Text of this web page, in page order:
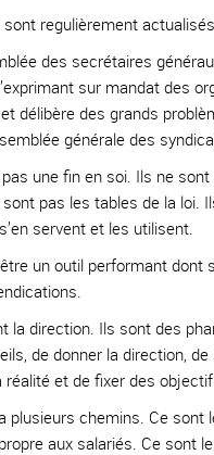
regulièrement
des secrétaires
sur mandat des
délibère des grands
générale des
une fin en soi. Ils ne
pas les tables de la loi.
servent et les utilisent.
un outil performant dont
la direction. Ils sont des
de donner la direction,
réalité et de fixer des
plusieurs chemins. Ce
aux salariés. Ce sont